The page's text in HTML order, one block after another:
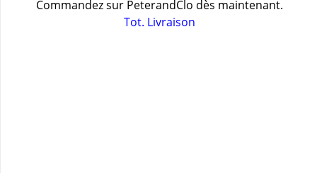
Commandez sur PeterandClo dès maintenant.
Tot. Livraison